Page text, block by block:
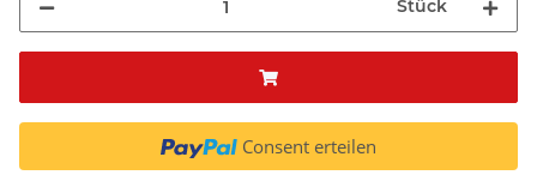
Stück
Consent erteilen